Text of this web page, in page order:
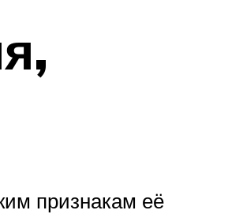
признакам её